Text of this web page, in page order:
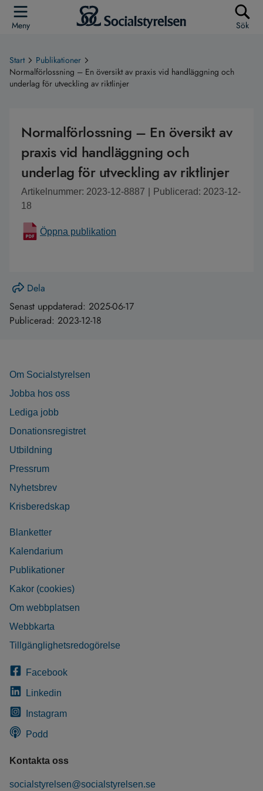
Meny Sök
Start
Publikationer
Normalförlossning – En översikt av praxis vid handläggning och
underlag för utveckling av riktlinjer
Normalförlossning – En översikt av
praxis vid handläggning och
underlag för utveckling av riktlinjer
Artikelnummer: 2023-12-8887
Publicerad: 2023-12-
18
Öppna publikation
Dela
Senast uppdaterad: 2025-06-17
Publicerad: 2023-12-18
Om Socialstyrelsen
Jobba hos oss
Lediga jobb
Donationsregistret
Utbildning
Pressrum
Nyhetsbrev
Krisberedskap
Blanketter
Kalendarium
Publikationer
Kakor (cookies)
Om webbplatsen
Webbkarta
Tillgänglighetsredogörelse
Facebook
Linkedin
Instagram
Podd
Kontakta oss
socialstyrelsen@socialstyrelsen.se